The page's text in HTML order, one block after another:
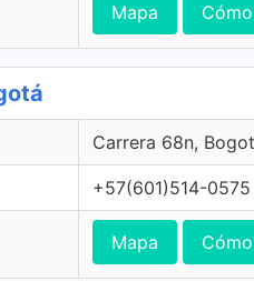
Mapa
Carrera 68n,
+57(601)514-0575
Mapa